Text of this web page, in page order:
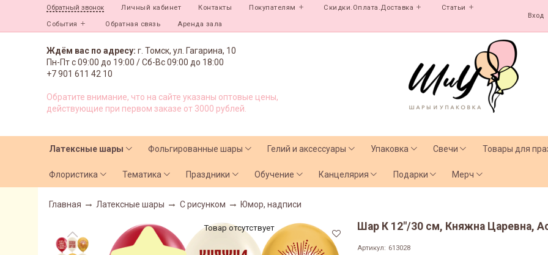
Обратный звонок Личный кабинет Контакты Покупателям Скидки.Оплата.Доставка Статьи
События Обратная связь Аренда зала
Вход
Ждём вас по адресу: г. Томск, ул. Гагарина, 10
Пн-Пт с09:00 до 19:00 /Сб-Вс 09:00 до 18:00
+7 901 611 42 10
Обратите внимание, что на сайте указаны оптовые цены,
действующие при первом заказе от 3000 рублей.
Латексные шары Фольгированные шары Гелий и аксессуары Упаковка Свечи Товары для
Флористика Тематика Праздники Обучение Канцелярия Подарки Мерч
Главная Латексные шары С рисунком Юмор, надписи
Товар отсутствует Шар К 12"/30 см, Княжна Царевна,
Артикул: 613028